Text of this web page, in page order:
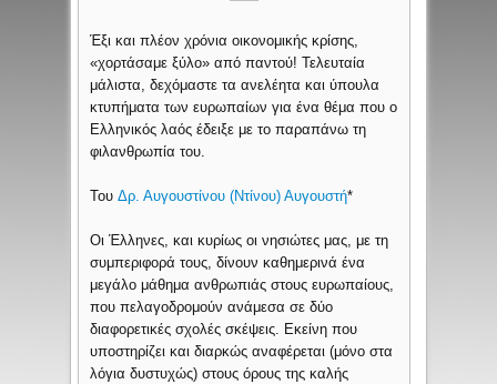
Έξι και πλέον χρόνια οικονομικής κρίσης,
«χορτάσαμε ξύλο» από παντού! Τελευταία
μάλιστα, δεχόμαστε τα ανελέητα και ύπουλα
κτυπήματα των ευρωπαίων για ένα θέμα που ο
Ελληνικός λαός έδειξε με το παραπάνω τη
φιλανθρωπία του.
ΤουΔρ. Αυγουστίνου (Ντίνου) Αυγουστή*
Οι Έλληνες, και κυρίως οι νησιώτες μας, με τη
συμπεριφορά τους, δίνουν καθημερινά ένα
μεγάλο μάθημα ανθρωπιάς στους ευρωπαίους,
που πελαγοδρομούν ανάμεσα σε δύο
διαφορετικές σχολές σκέψεις. Εκείνη που
υποστηρίζει και διαρκώς αναφέρεται (μόνο στα
λόγια δυστυχώς) στους όρους της καλής